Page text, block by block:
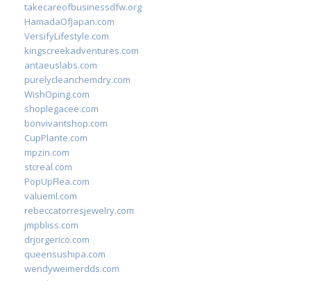
takecareofbusinessdfw.org
HamadaOfJapan.com
VersifyLifestyle.com
kingscreekadventures.com
antaeuslabs.com
purelycleanchemdry.com
WishOping.com
shoplegacee.com
bonvivantshop.com
CupPlante.com
mpzin.com
stcreal.com
PopUpFlea.com
valueml.com
rebeccatorresjewelry.com
jmpbliss.com
drjorgerico.com
queensushipa.com
wendyweimerdds.com